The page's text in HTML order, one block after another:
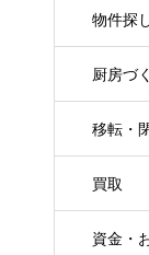
物件探
厨房づ
移転・
買取
資金・